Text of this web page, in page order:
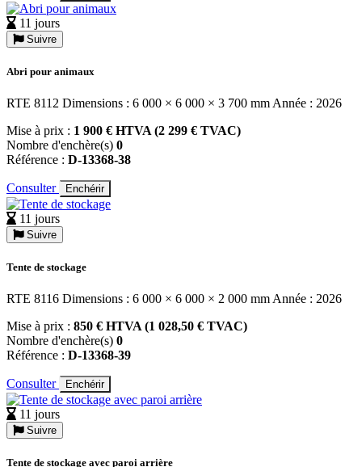
11 jours
Suivre
Abri pour animaux
RTE 8112 Dimensions : 6 000 × 6 000 × 3 700 mm Année : 2026
Mise à prix : 1 900 € HTVA (2 299 € TVAC)
Nombre d'enchère(s) 0
Référence : D-13368-38
Consulter Enchérir
11 jours
Suivre
Tente de stockage
RTE 8116 Dimensions : 6 000 × 6 000 × 2 000 mm Année : 2026
Mise à prix : 850 € HTVA (1 028,50 € TVAC)
Nombre d'enchère(s) 0
Référence : D-13368-39
Consulter Enchérir
11 jours
Suivre
Tente de stockage avec paroi arrière